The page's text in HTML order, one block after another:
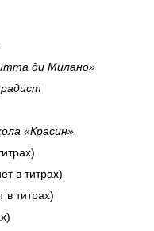
ди Милано»
«Красин»
в титрах)
в титрах)